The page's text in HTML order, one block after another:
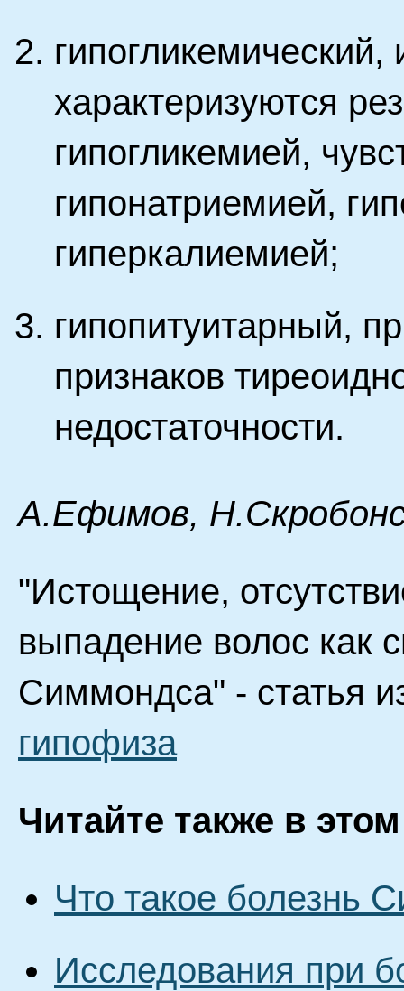
характеризуются
гипогликемией,
гипонатриемией,
гиперкалиемией;
гипопитуитарный,
признаков
недостаточности.
А.Ефимов,
"Истощение,
выпадение волос как
Симмондса" - статья
гипофиза
Читайте также в
Что такое болезнь
Исследования при